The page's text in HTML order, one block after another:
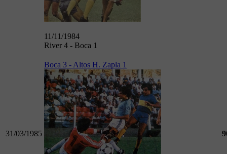
11/11/1984
River 4 - Boca 1
31/03/1985
Boca 3 - Altos H. Zapla 1